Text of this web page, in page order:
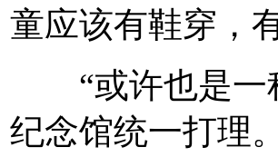
童应该有鞋穿，
“或许也是一
纪念馆统一打理